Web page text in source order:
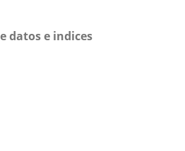
datos e indices